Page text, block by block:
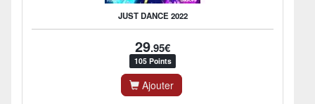
JUST DANCE 2022
29.95€
105 Points
Ajouter